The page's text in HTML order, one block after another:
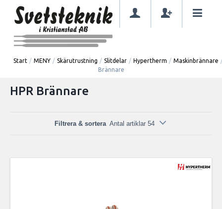
Start / MENY / Skärutrustning / Slitdelar / Hypertherm / Maskinbrännare
Brännare
HPR Brännare
Filtrera & sortera Antal artiklar 54